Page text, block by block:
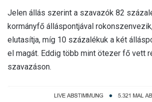
Jelen állás szerint a szavazók 82
kormányfő álláspontjával
elutasítja, míg 10 százalékuk a két
el magát. Eddig több mint ötezer fő vett
szavazáson.